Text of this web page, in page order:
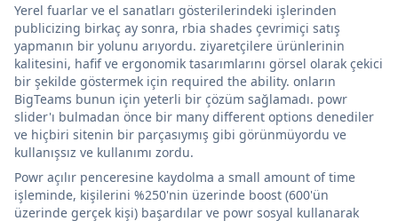
Yerel fuarlar ve el sanatları gösterilerindeki işlerinden
publicizing birkaç ay sonra, rbia shades çevrimiçi satış
yapmanın bir yolunu arıyordu. ziyaretçilere ürünlerinin
kalitesini, hafif ve ergonomik tasarımlarını görsel olarak çekici
bir şekilde göstermek için required the ability. onların
BigTeams bunun için yeterli bir çözüm sağlamadı. powr
slider'ı bulmadan önce bir many different options denediler
ve hiçbiri sitenin bir parçasıymış gibi görünmüyordu ve
kullanışsız ve kullanımı zordu.
Powr açılır penceresine kaydolma a small amount of time
işleminde, kişilerini %250'nin üzerinde boost (600'ün
üzerinde gerçek kişi) başardılar ve powr sosyal kullanarak